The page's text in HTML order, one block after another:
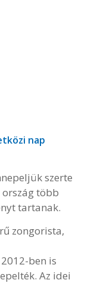
nap
szerte
több
tartanak.
zongorista,
ben is
Az idei